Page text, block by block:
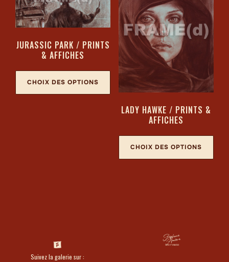
JURASSIC PARK / PRINTS
& AFFICHES
CHOIX DES OPTIONS
LADY HAWKE / PRINTS &
AFFICHES
CHOIX DES OPTIONS
Suivez la galerie sur :